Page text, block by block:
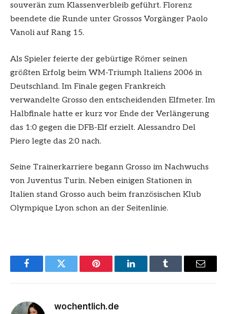
souverän zum Klassenverbleib geführt. Florenz
beendete die Runde unter Grossos Vorgänger Paolo
Vanoli auf Rang 15.
Als Spieler feierte der gebürtige Römer seinen
größten Erfolg beim WM-Triumph Italiens 2006 in
Deutschland. Im Finale gegen Frankreich
verwandelte Grosso den entscheidenden Elfmeter. Im
Halbfinale hatte er kurz vor Ende der Verlängerung
das 1:0 gegen die DFB-Elf erzielt. Alessandro Del
Piero legte das 2:0 nach.
Seine Trainerkarriere begann Grosso im Nachwuchs
von Juventus Turin. Neben einigen Stationen in
Italien stand Grosso auch beim französischen Klub
Olympique Lyon schon an der Seitenlinie.
FacebookTwitter Pinterest LinkedInTumblr Email
wochentlich.de